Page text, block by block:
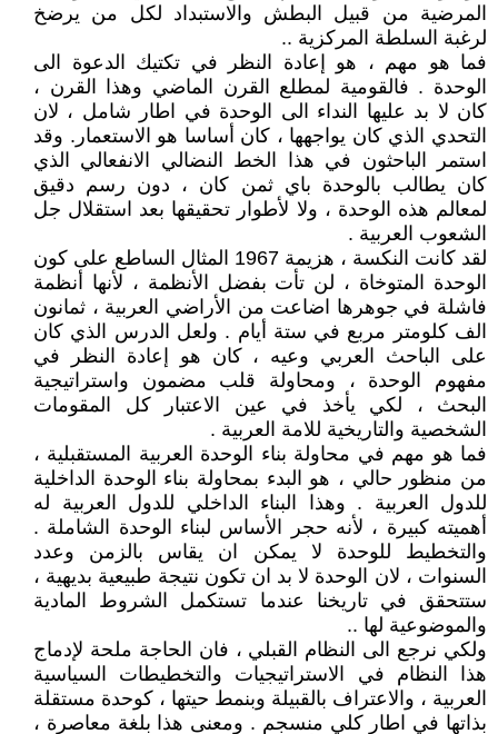
المرضية من قبيل البطش والاستبداد لكل من يرضخ
لرغبة السلطة المركزية ..
فما هو مهم ، هو إعادة النظر في تكتيك الدعوة الى
الوحدة . فالقومية لمطلع القرن الماضي وهذا القرن ،
كان لا بد عليها النداء الى الوحدة في اطار شامل ، لان
التحدي الذي كان يواجهها ، كان أساسا هو الاستعمار. وقد
استمر الباحثون في هذا الخط النضالي الانفعالي الذي
كان يطالب بالوحدة باي ثمن كان ، دون رسم دقيق
لمعالم هذه الوحدة ، ولا لأطوار تحقيقها بعد استقلال جل
الشعوب العربية .
لقد كانت النكسة ، هزيمة 1967 المثال الساطع على كون
الوحدة المتوخاة ، لن تأت بفضل الأنظمة ، لأنها أنظمة
فاشلة في جوهرها اضاعت من الأراضي العربية ، ثمانون
الف كلومتر مربع في ستة أيام . ولعل الدرس الذي كان
على الباحث العربي وعيه ، كان هو إعادة النظر في
مفهوم الوحدة ، ومحاولة قلب مضمون واستراتيجية
البحث ، لكي يأخذ في عين الاعتبار كل المقومات
الشخصية والتاريخية للامة العربية .
فما هو مهم في محاولة بناء الوحدة العربية المستقبلية ،
من منظور حالي ، هو البدء بمحاولة بناء الوحدة الداخلية
للدول العربية . وهذا البناء الداخلي للدول العربية له
أهميته كبيرة ، لأنه حجر الأساس لبناء الوحدة الشاملة .
والتخطيط للوحدة لا يمكن ان يقاس بالزمن وعدد
السنوات ، لان الوحدة لا بد ان تكون نتيجة طبيعية بديهية ،
ستتحقق في تاريخنا عندما تستكمل الشروط المادية
والموضوعية لها ..
ولكي نرجع الى النظام القبلي ، فان الحاجة ملحة لإدماج
هذا النظام في الاستراتيجيات والتخطيطات السياسية
العربية ، والاعتراف بالقبيلة وبنمط حيتها ، كوحدة مستقلة
بذاتها في اطار كلي منسجم . ومعنى هذا بلغة معاصرة ،